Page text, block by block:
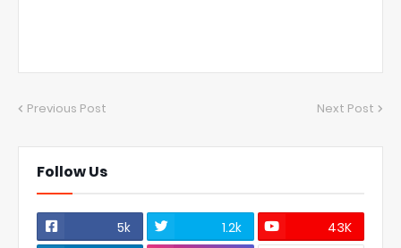
Previous Post Next Post
Follow Us
5k 1.2k
43K